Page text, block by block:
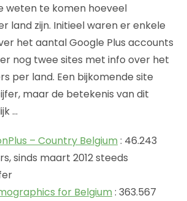
weten te komen hoeveel
land zijn. Initieel waren er enkele
het aantal Google Plus accounts
er nog twee sites met info over het
per land. Een bijkomende site
maar de betekenis van dit
…
– Country Belgium : 46.243
sinds maart 2012 steeds
for Belgium : 363.567